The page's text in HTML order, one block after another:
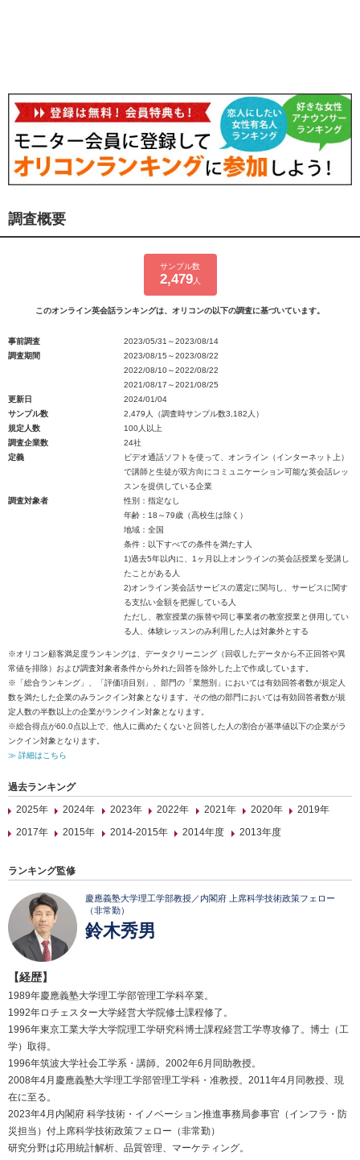
調査概要
サンプル数
2,479人
このオンライン英会話ランキングは、オリコンの以下の調査に基づいています。
事前調査
2023/05/31～2023/08/14
調査期間
2023/08/15～2023/08/22
2022/08/10～2022/08/22
2021/08/17～2021/08/25
更新日
2024/01/04
サンプル数
2,479人（調査時サンプル数3,182人）
規定人数
100人以上
調査企業数
24社
定義
ビデオ通話ソフトを使って、オンライン（インターネット上）
で講師と生徒が双方向にコミュニケーション可能な英会話レッ
スンを提供している企業
調査対象者
性別：指定なし
年齢：18～79歳（高校生は除く）
地域：全国
条件：以下すべての条件を満たす人
1)過去5年以内に、1ヶ月以上オンラインの英会話授業を受講し
たことがある人
2)オンライン英会話サービスの選定に関与し、サービスに関す
る支払い金額を把握している人
ただし、教室授業の振替や同じ事業者の教室授業と併用してい
る人、体験レッスンのみ利用した人は対象外とする
※オリコン顧客満足度ランキングは、データクリーニング（回収したデータから不正回答や異
常値を排除）および調査対象者条件から外れた回答を除外した上で作成しています。
※「総合ランキング」、「評価項目別」、部門の「業態別」においては有効回答者数が規定人
数を満たした企業のみランクイン対象となります。その他の部門においては有効回答者数が規
定人数の半数以上の企業がランクイン対象となります。
※総合得点が60.0点以上で、他人に薦めたくないと回答した人の割合が基準値以下の企業がラ
ンクイン対象となります。
≫ 詳細はこちら
過去ランキング
2025年
2024年 2023年 2022年 2021年 2020年
2019年
2017年
2015年 2014-2015年 2014年度 2013年度
ランキング監修
慶應義塾大学理工学部教授／内閣府 上席科学技術政策フェロー
（非常勤）
鈴木秀男
【経歴】
1989年慶應義塾大学理工学部管理工学科卒業。
1992年ロチェスター大学経営大学院修士課程修了。
1996年東京工業大学大学院理工学研究科博士課程経営工学専攻修了。博士（工
学）取得。
1996年筑波大学社会工学系・講師。2002年6月同助教授。
2008年4月慶應義塾大学理工学部管理工学科・准教授。2011年4月同教授、現
在に至る。
2023年4月内閣府 科学技術・イノベーション推進事務局参事官（インフラ・防
災担当）付上席科学技術政策フェロー（非常勤）
研究分野は応用統計解析、品質管理、マーケティング。